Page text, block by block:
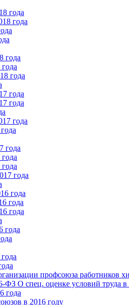
года
года
года
года
года
года
года
года
года
года
года
года
года
профсоюза
ФЗ О спец. оценке условий труда
года
в 2016 году